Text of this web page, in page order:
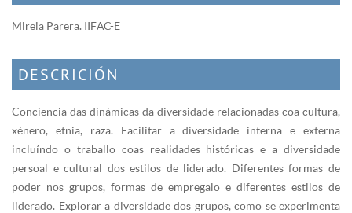
Mireia Parera. IIFAC-E
DESCRICIÓN
Conciencia das dinámicas da diversidade relacionadas coa cultura,
xénero, etnia, raza. Facilitar a diversidade interna e externa
incluíndo o traballo coas realidades históricas e a diversidade
persoal e cultural dos estilos de liderado. Diferentes formas de
poder nos grupos, formas de empregalo e diferentes estilos de
liderado. Explorar a diversidade dos grupos, como se experimenta